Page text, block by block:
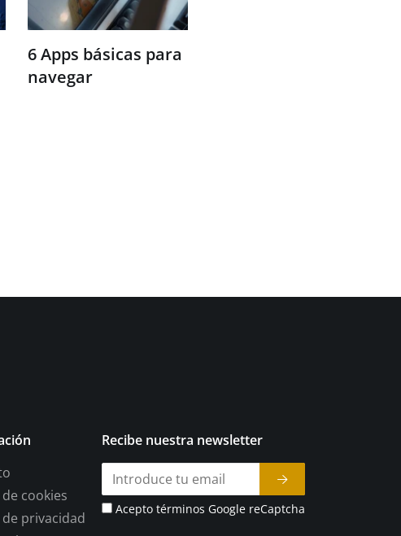
6 Apps básicas para
navegar
cookies
privacidad
Recibe nuestra newsletter
Acepto términos Google reCaptcha